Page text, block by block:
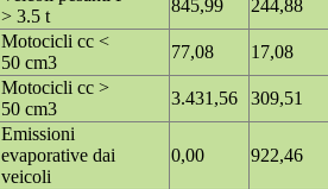
> 3.5 t
845,99
244,88
Motocicli cc <
50 cm3
77,08
17,08
Motocicli cc >
50 cm3
3.431,56
309,51
Emissioni
evaporative dai
veicoli
0,00 922,46